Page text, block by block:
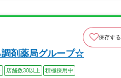
保存する
調剤薬局グループ☆
店舗数30以上 積極採用中